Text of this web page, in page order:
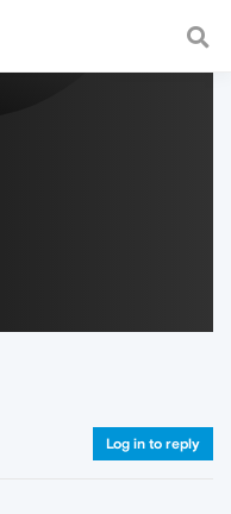
a fast and
Log in to reply